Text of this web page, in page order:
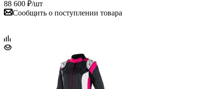
88 600 ₽/шт
Сообщить о поступлении товара